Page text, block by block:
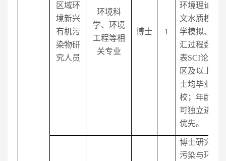
区域环
境新兴
有机污
染物研
究人员
环境科
学、环境
工程等相
关专业
博士 1
环境理论化
文水质模型
学模拟、有
汇过程数学
表SCI论文
区及以上）
士均毕业于
校；年龄
可独立进行
优先。
博士研究方
污染与环境